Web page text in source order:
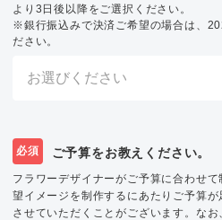
より3日後以降をご選択ください。
※銀行振込みで決済ご希望の場合は、
ださい。
必須 ご予算をお教えください。
フラワーデザイナーがご予算に合わせ
望イメージを制作するにあたりご予算
させていただくことがございます。な